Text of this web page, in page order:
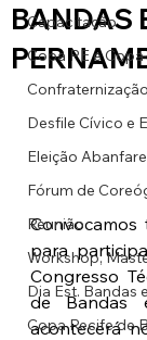
Capacitação
Copa PE e
Confraternização
Desfile Cívico e
Eleição Abanfare
Fórum de
Reunião
Workshop,
Dia Est. Bandas
Copa Recife de
BANDAS
Convocamos
para
Congresso
de Bandas
acontecerá